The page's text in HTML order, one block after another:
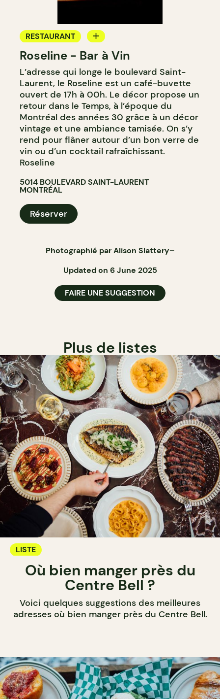
RESTAURANT
CAFÉ
BAR
BAR À VIN
Roseline - Bar à Vin
L’adresse qui longe le boulevard Saint-
Laurent, le Roseline est un café-buvette
ouvert de 17h à 00h. Le décor propose un
retour dans le Temps, à l’époque du
Montréal des années 30 grâce à un décor
vintage et une ambiance tamisée. On s’y
rend pour flâner autour d’un bon verre de
vin ou d’un cocktail rafraîchissant.
Roseline
5014 BOULEVARD SAINT-LAURENT
MONTRÉAL
Réserver
Photographié parAlison Slattery–
Updated on 6 June 2025
FAIRE UNE SUGGESTION
Plus de listes
LISTE
Où bien manger près du
Centre Bell ?
Voici quelques suggestions des meilleures
adresses où bien manger près du Centre Bell.